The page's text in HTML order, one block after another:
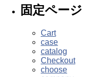
固定ページ
Cart
case
catalog
Checkout
choose